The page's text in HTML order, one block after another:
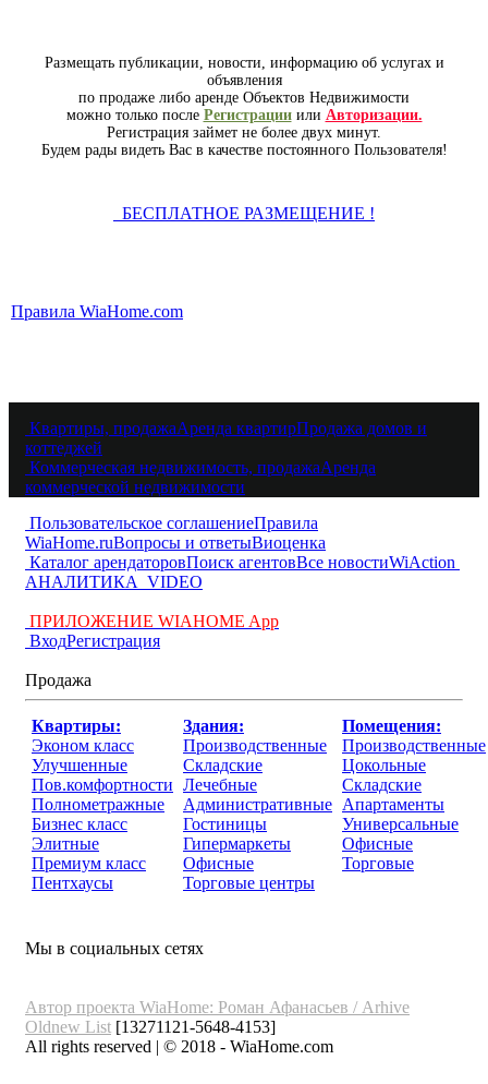
Размещать публикации, новости, информацию об услугах и
объявления
по продаже либо аренде Объектов Недвижимости
можно только после Регистрацииили Авторизации.
Регистрация займет не более двух минут.
Будем рады видеть Вас в качестве постоянного Пользователя!
БЕСПЛАТНОЕ РАЗМЕЩЕНИЕ !
Правила WiaHome.com
Квартиры, продажаАренда квартирПродажа домов и
коттеджей
Коммерческая недвижимость, продажаАренда
коммерческой недвижимости
Пользовательское соглашениеПравила
WiaHome.ruВопросы и ответыВиоценка
Каталог арендаторовПоиск агентовВсе новостиWiAction
АНАЛИТИКА VIDEO
ПРИЛОЖЕНИЕ WIAHOME App
ВходРегистрация
Продажа
Квартиры:
Эконом класс
Улучшенные
Пов.комфортности
Полнометражные
Бизнес класс
Элитные
Премиум класс
Пентхаусы
Здания:
Производственные
Складские
Лечебные
Административные
Гостиницы
Гипермаркеты
Офисные
Торговые центры
Помещения:
Производственные
Цокольные
Складские
Апартаменты
Универсальные
Офисные
Торговые
Мы в социальных сетях
Автор проекта WiaHome: Роман Афанасьев /Arhive
Oldnew List [13271121-5648-4153]
All rights reserved | © 2018 - WiaHome.com